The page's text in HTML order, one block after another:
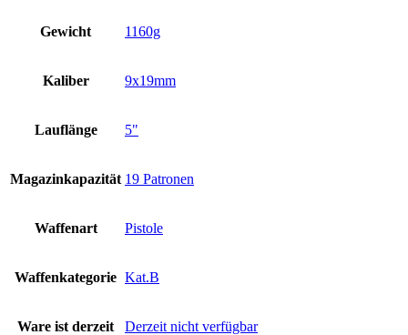
Gewicht 1160g
Kaliber 9x19mm
Lauflänge 5"
Magazinkapazität 19 Patronen
Waffenart Pistole
Waffenkategorie Kat.B
Ware ist derzeit Derzeit nicht verfügbar